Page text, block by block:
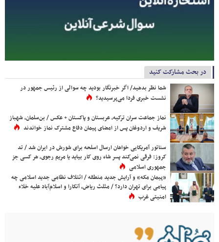
در بحث مشارکت کنید
شما نظر بدهید/ اگر خبرنگار بودید چه سوالی از رئیس جمهور در
نشست خبری فردا می‌پرسیدید؟
نماز جماعت سران ترکیه، عربستان و پاکستان + عکس / بن‌سلمان، شهباز
شریف و اردوغان پس از امضای پیمان دفاع مشترک نماز خواندند
سناتور آمریکایی خواهان ارسال اسلحه برای شورش در ایران شد / تد
کروز: فرقی نمی‌کند پسر شاه روی کار بیاید یا مریم رجوی، هر کسی جز
جمهوری اسلامی
«پیمان مکه» و آرایش جدید منطقه / ائتلاف نظامی جدید اسلامی چه
پیامی برای تهران دارد؟ / مثلث ریاض، آنکارا و اسلام‌آباد علیه خلاء
امنیتی غرب